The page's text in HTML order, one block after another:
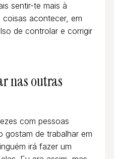
sentir-te mais à
acontecer, em
de controlar e corrigir
nas outras
com pessoas
gostam de trabalhar em
irá fazer um